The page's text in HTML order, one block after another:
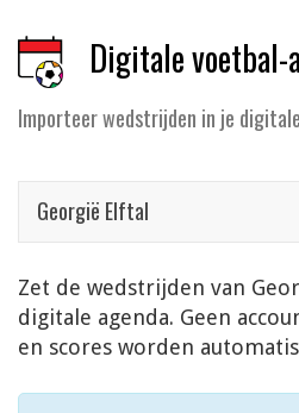
Digitale voetbal-
Importeer wedstrijden in je
Georgië Elftal
Zet de wedstrijden van
digitale agenda. Geen
en scores worden